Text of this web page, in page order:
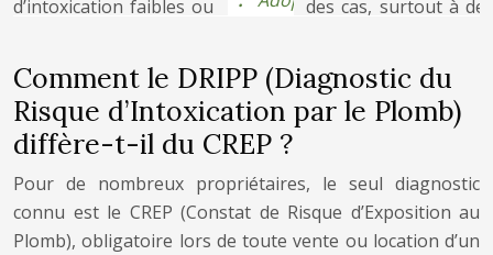
Comment le DRIPP (Diagnostic du
Risque d’Intoxication par le Plomb)
diffère-t-il du CREP ?
Pour de nombreux propriétaires, le seul diagnostic
connu est le CREP (Constat de Risque d’Exposition au
Plomb), obligatoire lors de toute vente ou location d’un